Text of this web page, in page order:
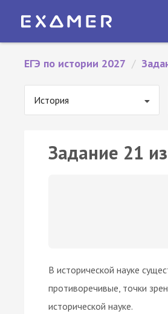
ЕГЭ по истории 2027 /
История
Задание 21
В исторической науке
противоречивые, точки
исторической науке.